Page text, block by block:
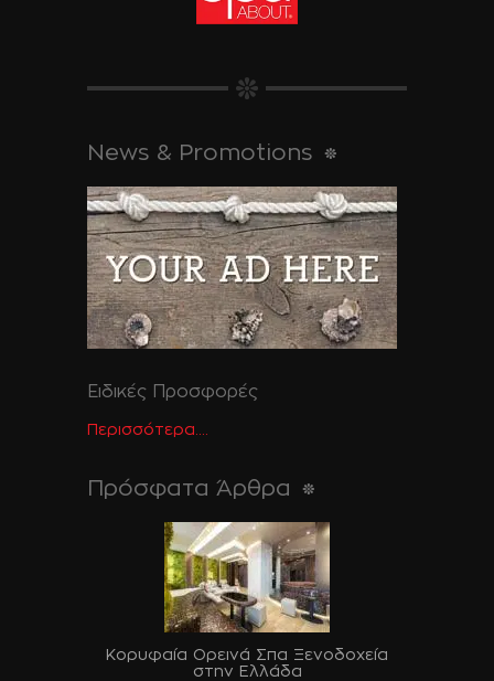
News & Promotions
Ειδικές Προσφορές
Περισσότερα....
Πρόσφατα Άρθρα
Κορυφαία Ορεινά Σπα Ξενοδοχεία
στην Ελλάδα